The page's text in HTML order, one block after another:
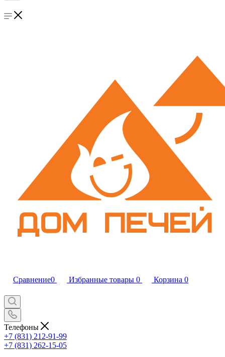
Сравнение0 Избранные товары 0 Корзина 0
Телефоны
+7 (831) 212-91-99
+7 (831) 262-15-05